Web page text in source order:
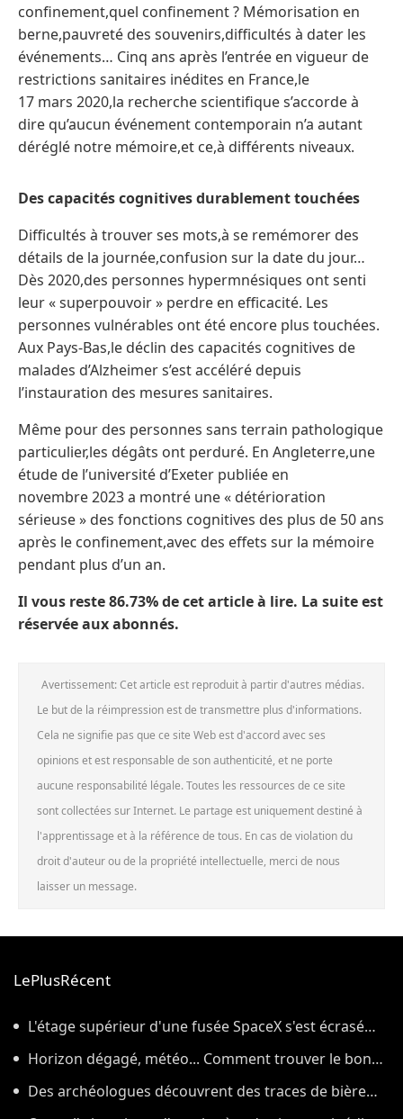
confinement,quel confinement ? Mémorisation en
berne,pauvreté des souvenirs,difficultés à dater les
événements… Cinq ans après l’entrée en vigueur de
restrictions sanitaires inédites en France,le
17 mars 2020,la recherche scientifique s’accorde à
dire qu’aucun événement contemporain n’a autant
déréglé notre mémoire,et ce,à différents niveaux.
Des capacités cognitives durablement touchées
Difficultés à trouver ses mots,à se remémorer des
détails de la journée,confusion sur la date du jour…
Dès 2020,des personnes hypermnésiques ont senti
leur « superpouvoir » perdre en efficacité. Les
personnes vulnérables ont été encore plus touchées.
Aux Pays-Bas,le déclin des capacités cognitives de
malades d’Alzheimer s’est accéléré depuis
l’instauration des mesures sanitaires.
Même pour des personnes sans terrain pathologique
particulier,les dégâts ont perduré. En Angleterre,une
étude de l’université d’Exeter publiée en
novembre 2023 a montré une « détérioration
sérieuse » des fonctions cognitives des plus de 50 ans
après le confinement,avec des effets sur la mémoire
pendant plus d’un an.
Il vous reste 86.73% de cet article à lire. La suite est
réservée aux abonnés.
Avertissement: Cet article est reproduit à partir d'autres médias.
Le but de la réimpression est de transmettre plus d'informations.
Cela ne signifie pas que ce site Web est d'accord avec ses
opinions et est responsable de son authenticité, et ne porte
aucune responsabilité légale. Toutes les ressources de ce site
sont collectées sur Internet. Le partage est uniquement destiné à
l'apprentissage et à la référence de tous. En cas de violation du
droit d'auteur ou de la propriété intellectuelle, merci de nous
laisser un message.
LePlusRécent
L'étage supérieur d'une fusée SpaceX s'est écrasé
sur la Lune, comme prévu par les scientifiques
Horizon dégagé, météo... Comment trouver le bon
endroit pour observer l'éclipse solaire du 12 août
Des archéologues découvrent des traces de bière